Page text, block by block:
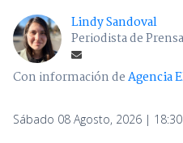
Lindy Sandoval
Periodista de
Con información deAgencia
Sábado 08 Agosto, 2026 | 18:30